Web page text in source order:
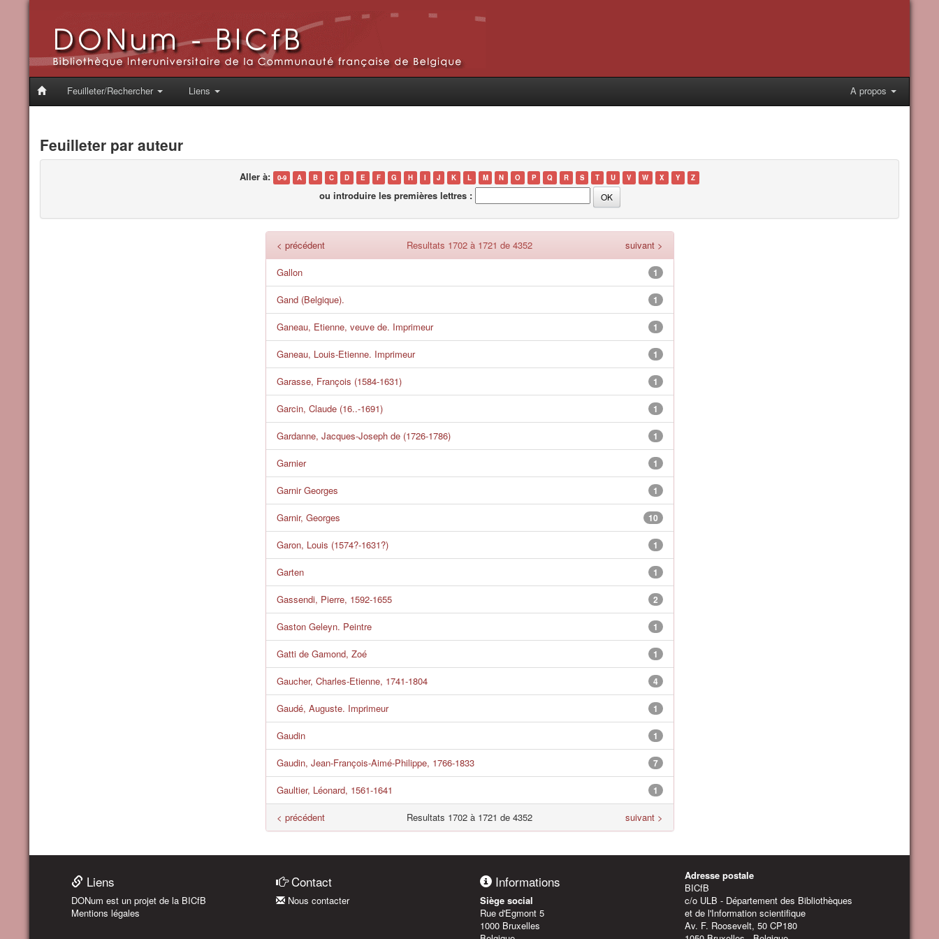
Feuilleter/Rechercher Liens A propos
Feuilleter par auteur
Aller à: 0-9 A B C D E F G H I J K L M N O P Q R S T U V W X Y Z
ou introduire les premières lettres :
Resultats 1702 à 1721 de 4352
< précédent suivant >
Gallon 1
Gand (Belgique). 1
Ganeau, Etienne, veuve de. Imprimeur 1
Ganeau, Louis-Etienne. Imprimeur 1
Garasse, François (1584-1631) 1
Garcin, Claude (16..-1691) 1
Gardanne, Jacques-Joseph de (1726-1786) 1
Garnier 1
Garnir Georges 1
Garnir, Georges 10
Garon, Louis (1574?-1631?) 1
Garten 1
Gassendi, Pierre, 1592-1655 2
Gaston Geleyn. Peintre 1
Gatti de Gamond, Zoé 1
Gaucher, Charles-Etienne, 1741-1804 4
Gaudé, Auguste. Imprimeur 1
Gaudin 1
Gaudin, Jean-François-Aimé-Philippe, 1766-1833 7
Gaultier, Léonard, 1561-1641 1
Resultats 1702 à 1721 de 4352
< précédent suivant >
Liens
DONum est un projet de la BICfB
Mentions légales
Contact
Nous contacter
Informations
Siège social
Rue d'Egmont 5
1000 Bruxelles
Adresse postale
BICfB
c/o ULB - Département des Bibliothèques
et de l'Information scientifique
Av. F. Roosevelt, 50 CP180